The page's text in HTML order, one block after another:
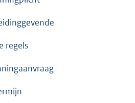
regels